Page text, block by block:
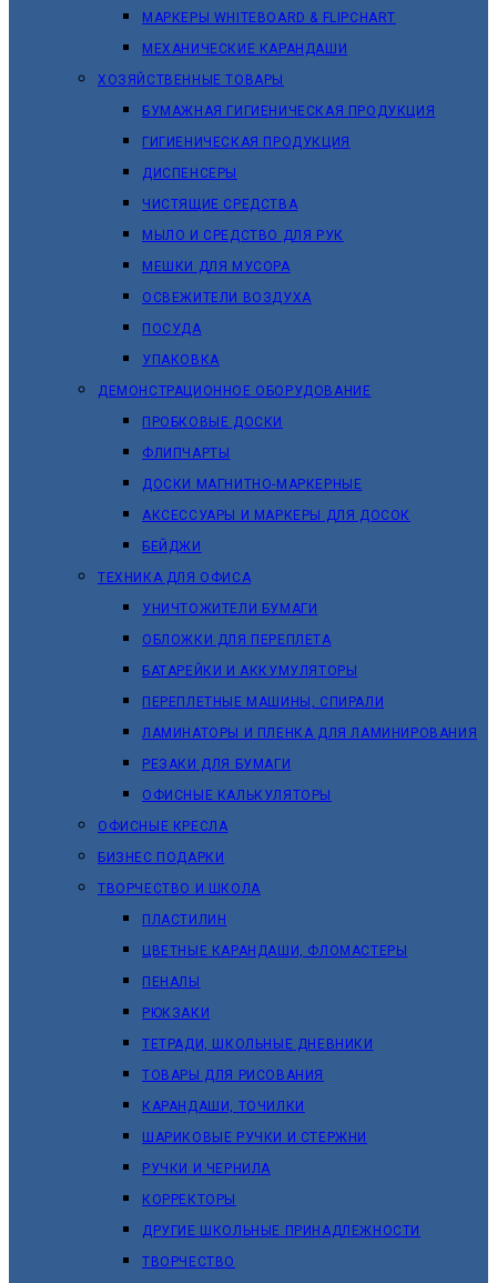
МАРКЕРЫ WHITEBOARD & FLIPCHART
МЕХАНИЧЕСКИЕ КАРАНДАШИ
ХОЗЯЙСТВЕННЫЕ ТОВАРЫ
БУМАЖНАЯ ГИГИЕНИЧЕСКАЯ ПРОДУКЦИЯ
ГИГИЕНИЧЕСКАЯ ПРОДУКЦИЯ
ДИСПЕНСЕРЫ
ЧИСТЯЩИЕ СРЕДСТВА
МЫЛО И СРЕДСТВО ДЛЯ РУК
МЕШКИ ДЛЯ МУСОРА
ОСВЕЖИТЕЛИ ВОЗДУХА
ПОСУДА
УПАКОВКА
ДЕМОНСТРАЦИОННОЕ ОБОРУДОВАНИЕ
ПРОБКОВЫЕ ДОСКИ
ФЛИПЧАРТЫ
ДОСКИ МАГНИТНО-МАРКЕРНЫЕ
АКСЕССУАРЫ И МАРКЕРЫ ДЛЯ ДОСОК
БЕЙДЖИ
ТЕХНИКА ДЛЯ ОФИСА
УНИЧТОЖИТЕЛИ БУМАГИ
ОБЛОЖКИ ДЛЯ ПЕРЕПЛЕТА
БАТАРЕЙКИ И АККУМУЛЯТОРЫ
ПЕРЕПЛЕТНЫЕ МАШИНЫ, СПИРАЛИ
ЛАМИНАТОРЫ И ПЛЕНКА ДЛЯ ЛАМИНИРОВАНИЯ
РЕЗАКИ ДЛЯ БУМАГИ
ОФИСНЫЕ КАЛЬКУЛЯТОРЫ
ОФИСНЫЕ КРЕСЛА
БИЗНЕС ПОДАРКИ
ТВОРЧЕСТВО И ШКОЛА
ПЛАСТИЛИН
ЦВЕТНЫЕ КАРАНДАШИ, ФЛОМАСТЕРЫ
ПЕНАЛЫ
РЮКЗАКИ
ТЕТРАДИ, ШКОЛЬНЫЕ ДНЕВНИКИ
ТОВАРЫ ДЛЯ РИСОВАНИЯ
КАРАНДАШИ, ТОЧИЛКИ
ШАРИКОВЫЕ РУЧКИ И СТЕРЖНИ
РУЧКИ И ЧЕРНИЛА
КОРРЕКТОРЫ
ДРУГИЕ ШКОЛЬНЫЕ ПРИНАДЛЕЖНОСТИ
ТВОРЧЕСТВО